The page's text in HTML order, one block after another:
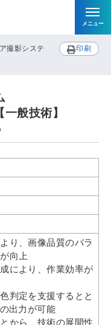
メニュー
撮影システ
印刷
般技術】
り、画像品質のバラ
向上
により、作業効率が
判定を支援するとと
出力が可能
から、技術の展開性